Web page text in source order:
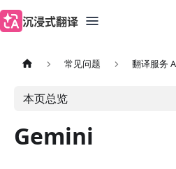
沉浸式翻译
常见问题 翻译服务
本页总览
Gemini